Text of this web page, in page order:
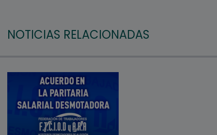
NOTICIAS RELACIONADAS